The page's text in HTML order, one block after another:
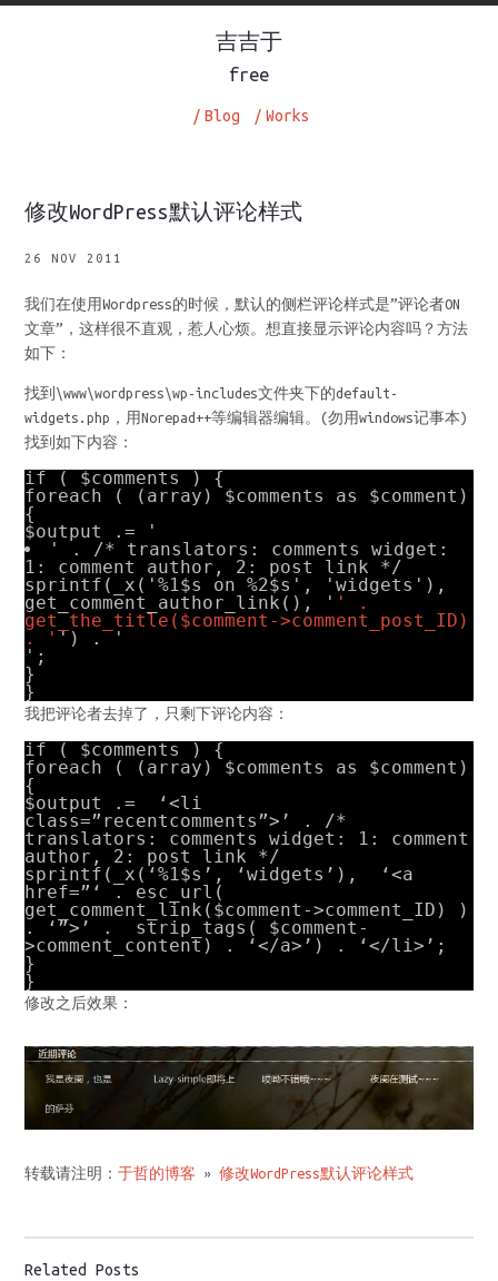
吉吉于
free
Blog
/ Works
/
修改WordPress默认评论样式
26 NOV 2011
我们在使用Wordpress的时候，默认的侧栏评论样式是”评论者ON
文章”，这样很不直观，惹人心烦。想直接显示评论内容吗？方法
如下：
找到\www\wordpress\wp-includes文件夹下的default-
widgets.php，用Norepad++等编辑器编辑。(勿用windows记事本)
找到如下内容：
if ( $comments ) {
foreach ( (array) $comments as $comment)
{
$output .= '
' . /* translators: comments widget:
1: comment author, 2: post link */
sprintf(_x('%1$s on %2$s', 'widgets'),
get_comment_author_link(), ' ' .
get_the_title($comment->comment_post_ID)
. '') . '
';
}
}
我把评论者去掉了，只剩下评论内容：
if ( $comments ) {
foreach ( (array) $comments as $comment)
{
$output .= ‘<li
class=”recentcomments”>’ . /*
translators: comments widget: 1: comment
author, 2: post link */
sprintf(_x(‘%1$s’, ‘widgets’), ‘<a
href=”‘ . esc_url(
get_comment_link($comment->comment_ID) )
. ‘”>’ . strip_tags( $comment-
>comment_content) . ‘</a>’) . ‘</li>’;
}
}
修改之后效果：
转载请注明：于哲的博客 »修改WordPress默认评论样式
Related Posts